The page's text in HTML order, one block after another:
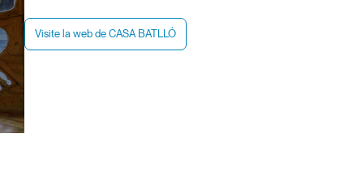
Visite la web de CASA BATLLÓ